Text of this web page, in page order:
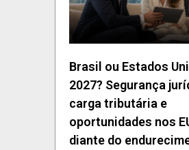
Brasil ou Estados
2027? Segurança
carga tributária e
oportunidades nos
diante do